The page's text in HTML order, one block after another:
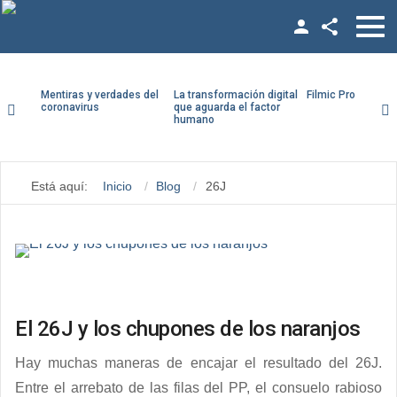
YouTube
LinkedIn
Mentiras y verdades del
coronavirus
La transformación digital
que aguarda el factor
humano
Filmic Pro paso a
Está aquí: Inicio Blog 26J
El 26J y los chupones de los naranjos
Hay muchas maneras de encajar el resultado del 26J.
Entre el arrebato de las filas del PP, el consuelo rabioso
Contraseña
¿Recordar usuario?